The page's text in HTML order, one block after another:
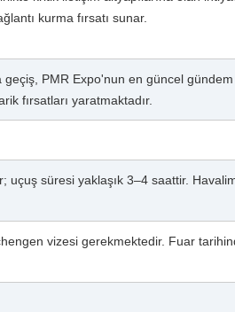
kurma fırsatı sunar.
PMR Expo'nun en güncel
fırsatları yaratmaktadır.
süresi yaklaşık 3–4 saattir.
vizesi gerekmektedir. Fuar